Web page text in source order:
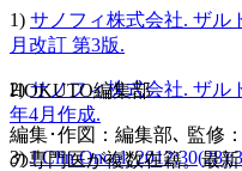
HOKUTO編集部
編集･作図：編集部､ 監修
の専門医が複数在籍。最
1) サノフィ株式会社. ザル
月改訂 第3版.
2)サノフィ株式会社. ザル
年4月作成.
3)J Clin Oncol.